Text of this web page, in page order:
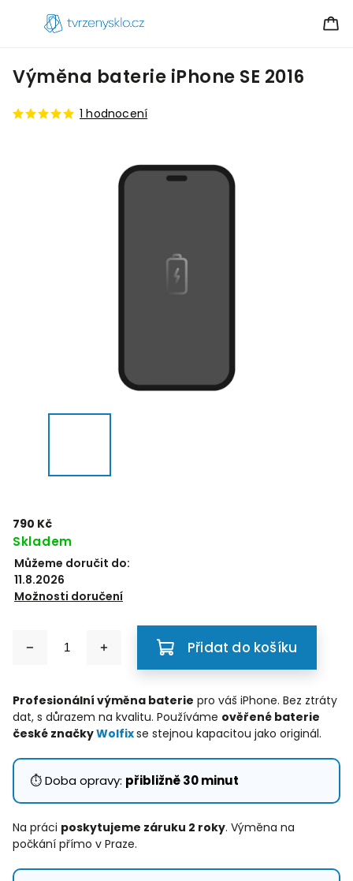
Výměna baterie iPhone SE 2016
1 hodnocení
790 Kč
Skladem
Můžeme doručit do:
11.8.2026
Možnosti doručení
Přidat do košíku
Profesionální výměna baterie pro váš iPhone. Bez ztráty
dat, s důrazem na kvalitu. Používáme ověřené baterie
české značkyWolfixse stejnou kapacitou jako originál.
⏱️ Doba opravy: přibližně 30 minut
Na práci poskytujeme záruku 2 roky. Výměna na
počkání přímo v Praze.